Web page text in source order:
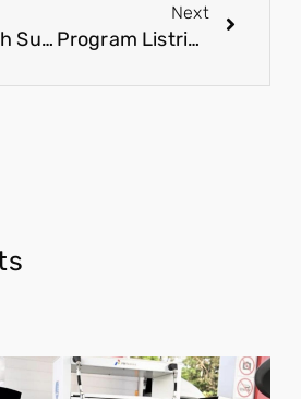
Pemerintah Sukses Gagalkan Pengiriman Admin Judi Daring ke Kamboja
Next
Program Listrik Masuk Desa Jadi Prioritas Utama Pemerintah